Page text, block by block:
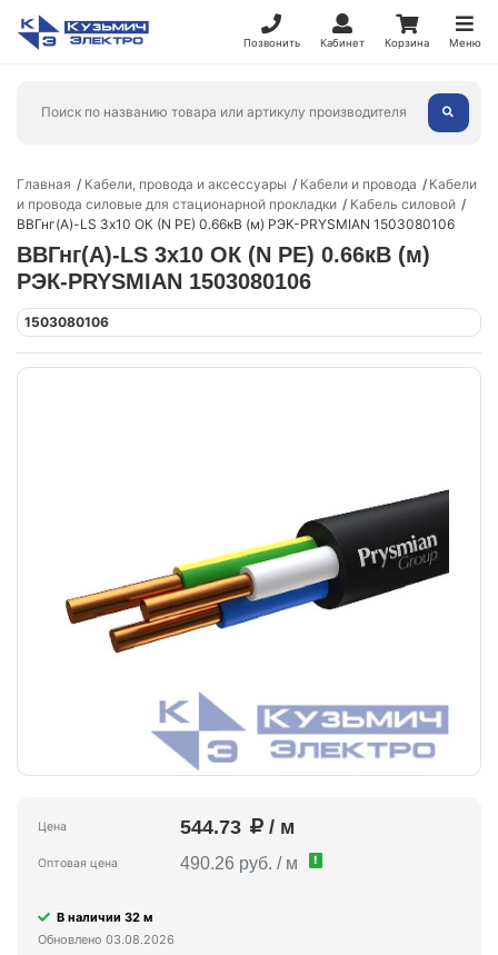
Позвонить Кабинет Корзина Меню
Главная Кабели, провода и аксессуары Кабели и провода
Кабели
и провода силовые для стационарной прокладки
Кабель силовой
ВВГнг(А)-LS 3х10 ОК (N PE) 0.66кВ (м) РЭК-PRYSMIAN 1503080106
ВВГнг(А)-LS 3х10 ОК (N PE) 0.66кВ (м)
РЭК-PRYSMIAN 1503080106
1503080106
Цена 544.73 / м
Оптовая цена 490.26 руб. / м !
В наличии 32 м
Обновлено 03.08.2026